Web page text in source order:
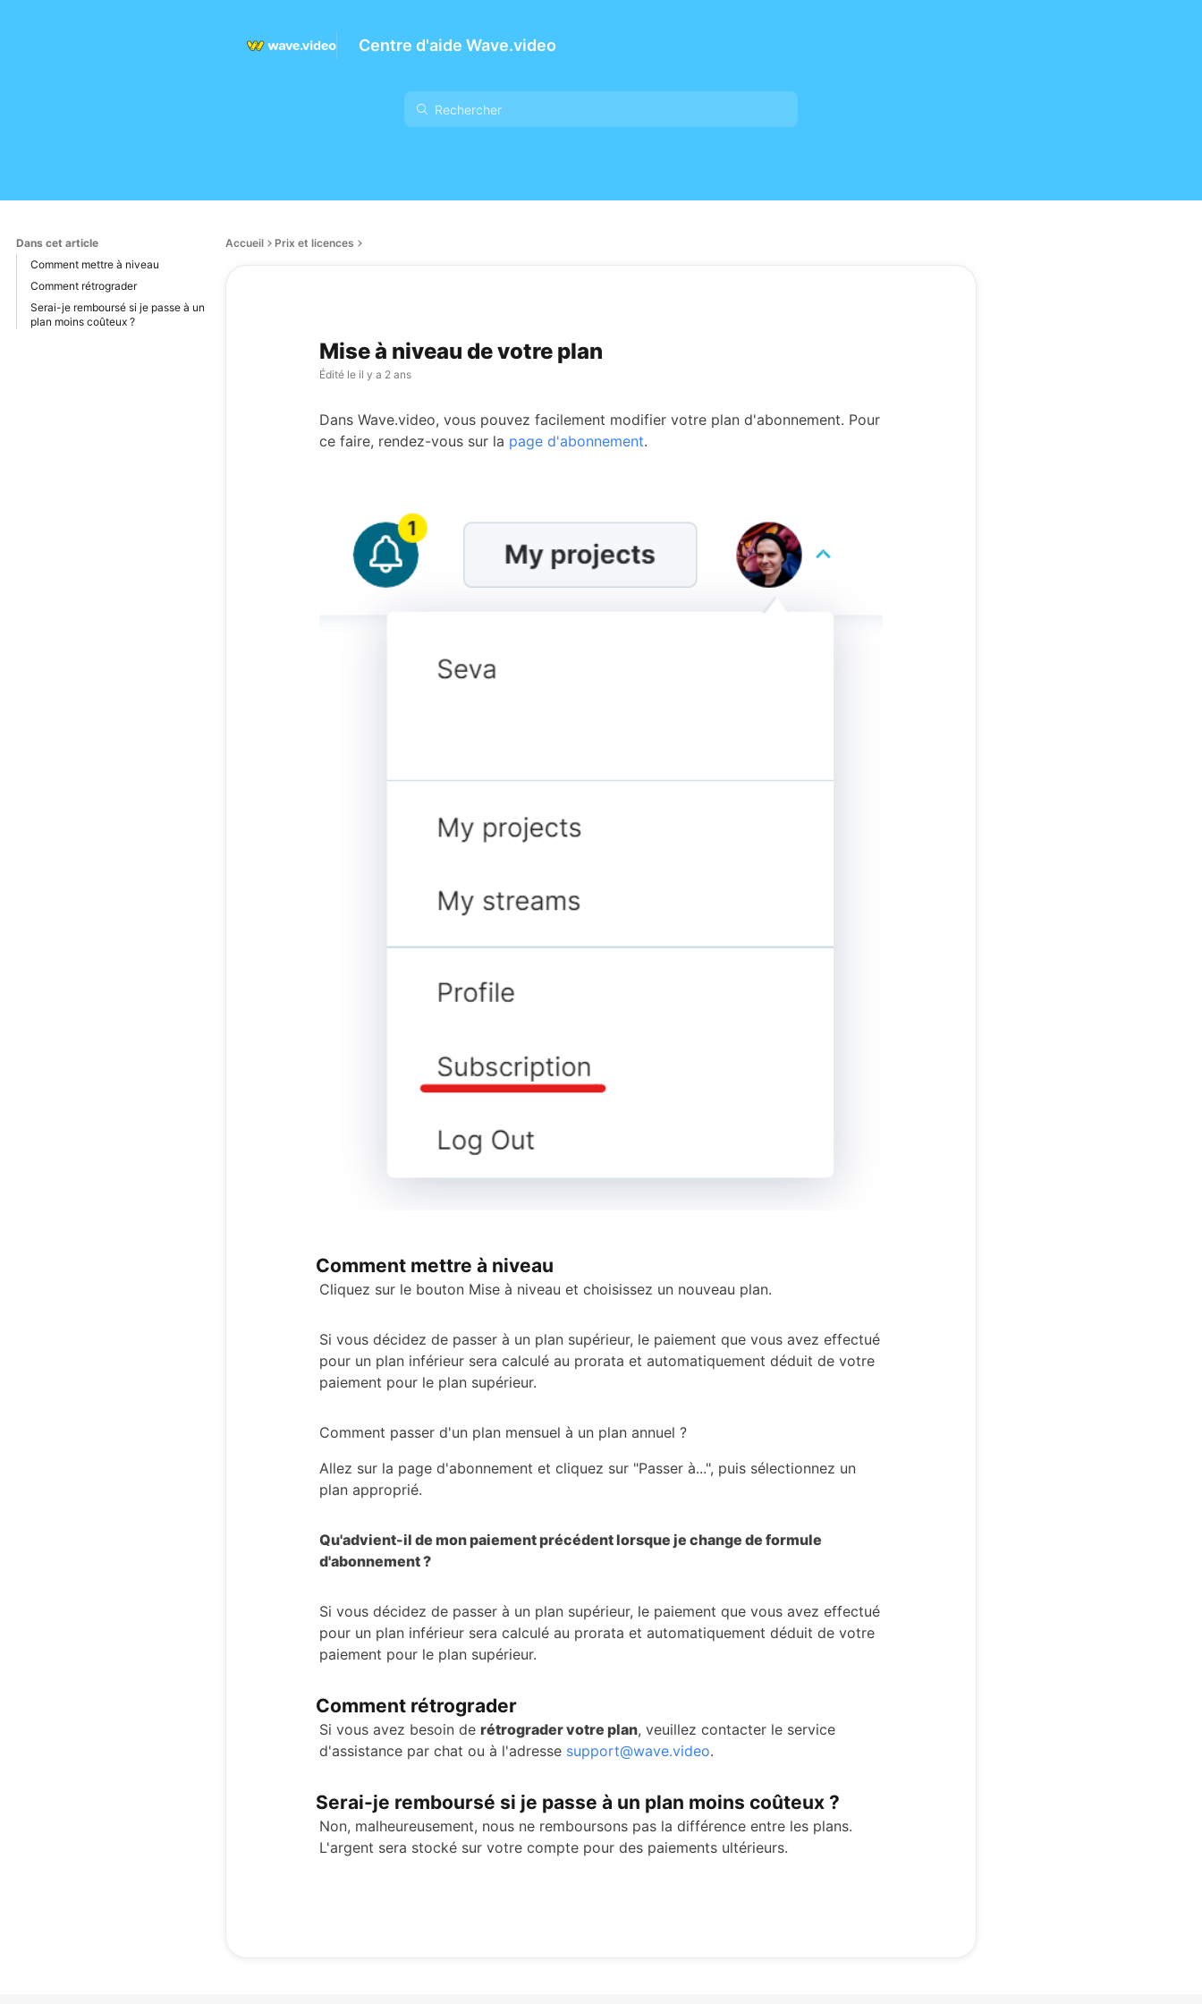
Centre d'aide Wave.video
Dans cet article
Comment mettre à niveau
Comment rétrograder
Serai-je remboursé si je passe à un
plan moins coûteux ?
Accueil Prix et licences
Mise à niveau de votre plan
Édité le il y a 2 ans
Dans Wave.video, vous pouvez facilement modifier votre plan d'abonnement. Pour
ce faire, rendez-vous sur la page d'abonnement.
Comment mettre à niveau
Cliquez sur le bouton Mise à niveau et choisissez un nouveau plan.
Si vous décidez de passer à un plan supérieur, le paiement que vous avez effectué
pour un plan inférieur sera calculé au prorata et automatiquement déduit de votre
paiement pour le plan supérieur.
Comment passer d'un plan mensuel à un plan annuel ?
Allez sur la page d'abonnement et cliquez sur "Passer à...", puis sélectionnez un
plan approprié.
Qu'advient-il de mon paiement précédent lorsque je change de formule
d'abonnement ?
Si vous décidez de passer à un plan supérieur, le paiement que vous avez effectué
pour un plan inférieur sera calculé au prorata et automatiquement déduit de votre
paiement pour le plan supérieur.
Comment rétrograder
Si vous avez besoin de rétrograder votre plan, veuillez contacter le service
d'assistance par chat ou à l'adresse support@wave.video.
Serai-je remboursé si je passe à un plan moins coûteux ?
Non, malheureusement, nous ne remboursons pas la différence entre les plans.
L'argent sera stocké sur votre compte pour des paiements ultérieurs.